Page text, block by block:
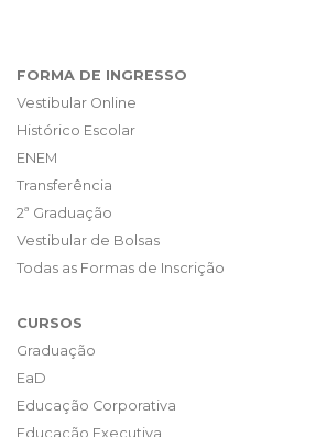
FORMA DE INGRESSO
Vestibular Online
Histórico Escolar
ENEM
Transferência
2ª Graduação
Vestibular de Bolsas
Todas as Formas de Inscrição
CURSOS
Graduação
EaD
Educação Corporativa
Educação Executiva